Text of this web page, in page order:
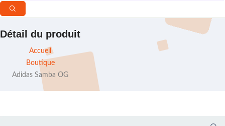
Détail du produit
Accueil
Boutique
Adidas Samba OG